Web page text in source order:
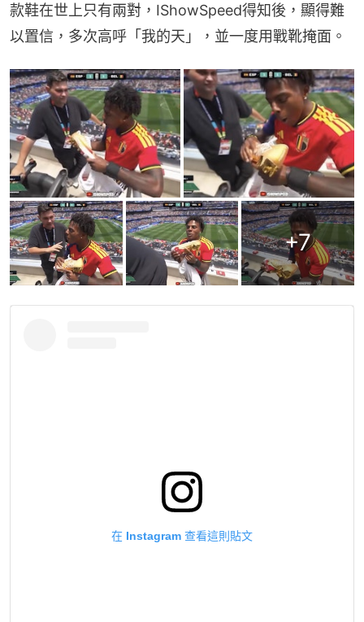
款鞋在世上只有兩對，IShowSpeed得知後，顯得難
以置信，多次高呼「我的天」，並一度用戰靴掩面。
+7
在 Instagram 查看這則貼文